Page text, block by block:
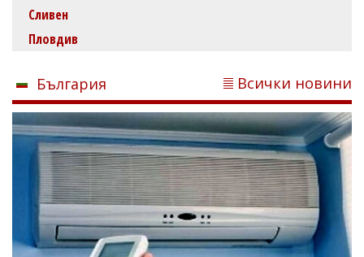
Сливен
Пловдив
България Всички новини